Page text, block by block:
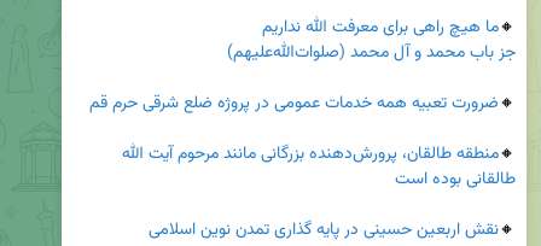
🔸
جز باب محمد و آل محمد (صلوات‌الله‌علیهم)
🔸ضرورت تعبیه همه خدمات عمومی در پروژه ضلع شرقی حرم قم
🔸
طالقانی بوده است
🔸نقش اربعین حسینی در پایه گذاری تمدن نوین اسلامی